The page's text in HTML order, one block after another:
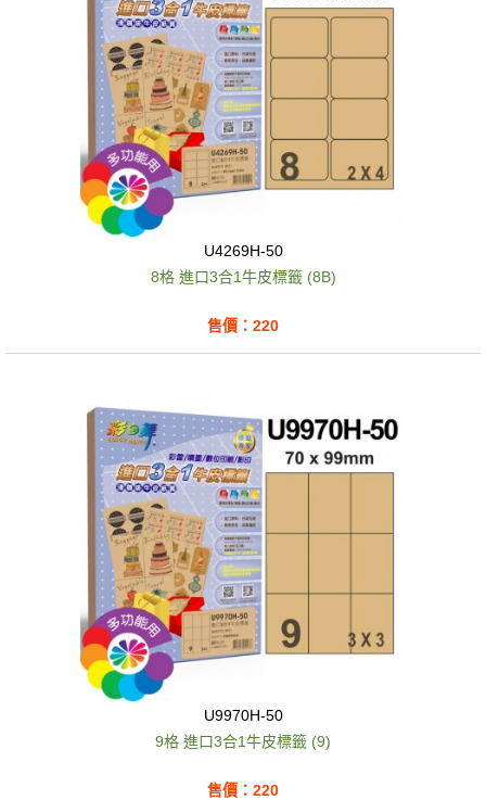
U4269H-50
8格 進口3合1牛皮標籤 (8B)
售價：220
U9970H-50
9格 進口3合1牛皮標籤 (9)
售價：220